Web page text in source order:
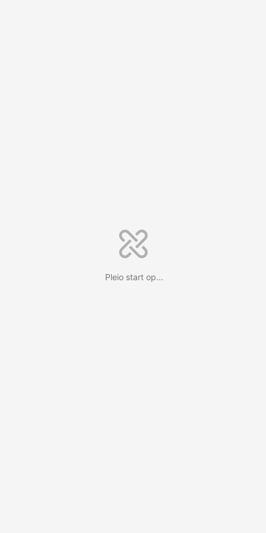
Pleio start op...